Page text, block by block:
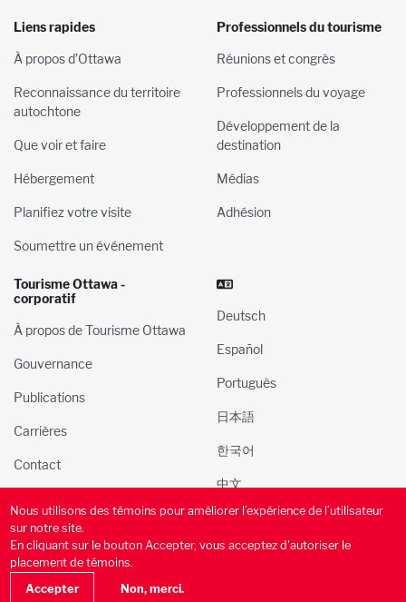
Nous utilisons des témoins pour améliorer l’expérience de l’utilisateur
sur notre site.
En cliquant sur le bouton Accepter, vous acceptez d'autoriser le
placement de témoins.
Accepter
Non, merci.
Liens rapides
À propos d’Ottawa
Reconnaissance du territoire
autochtone
Que voir et faire
Hébergement
Planifiez votre visite
Soumettre un événement
Professionnels du tourisme
Réunions et congrès
Professionnels du voyage
Développement de la
destination
Médias
Adhésion
Tourisme Ottawa -
corporatif
À propos de Tourisme Ottawa
Gouvernance
Publications
Carrières
Contact
Deutsch
Español
Português
日本語
한국어
中文
© 2000-2025 l’Administration du tourisme et des congres
d’Ottawa, Inc. Tous droits réservés.
Politique de confidentialité
Politique des médias sociaux